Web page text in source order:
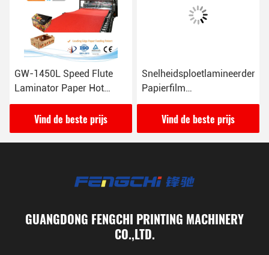
GW-1450L Speed Flute
Laminator Paper Hot
Laminating Machine met
unieke vacuümvoeding
Vind de beste prijs
Snelheidsploetlamineerder
Papierfilm
Warmlamineermachine
Anticorrosief ontwerp
16000 vellen/uur
Vind de beste prijs
GUANGDONG FENGCHI PRINTING MACHINERY
CO.,LTD.